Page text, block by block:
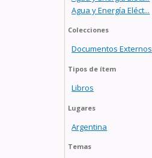
Agua y Energía Eléct...
Colecciones
Documentos Externos
Tipos de ítem
Libros
Lugares
Argentina
Temas